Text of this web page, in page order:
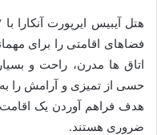
فضاهای اقامتی را برای
اتاق ها مدرن، راحت و
حسی از تمیزی و آرامش را به
هدف فراهم آوردن یک
ضروری هستند.